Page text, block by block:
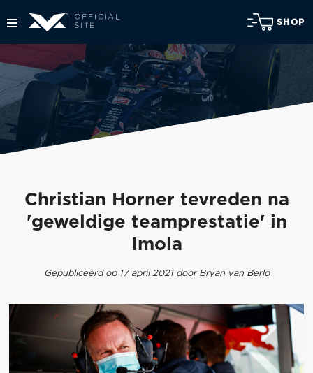
SHOP
Christian Horner tevreden na
'geweldige teamprestatie' in
Imola
Gepubliceerd op 17 april 2021 door Bryan van Berlo